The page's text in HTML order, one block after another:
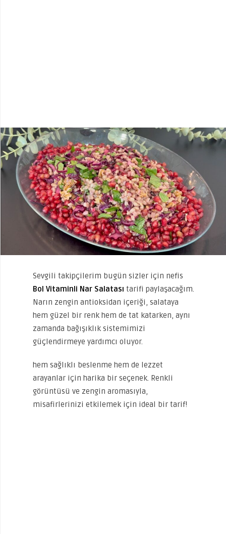
Sevgili takipçilerim bugün sizler için nefis
Bol Vitaminli Nar Salatası tarifi paylaşacağım.
Narın zengin antioksidan içeriği, salataya
hem güzel bir renk hem de tat katarken, aynı
zamanda bağışıklık sistemimizi
güçlendirmeye yardımcı oluyor.
hem sağlıklı beslenme hem de lezzet
arayanlar için harika bir seçenek. Renkli
görüntüsü ve zengin aromasıyla,
misafirlerinizi etkilemek için ideal bir tarif!